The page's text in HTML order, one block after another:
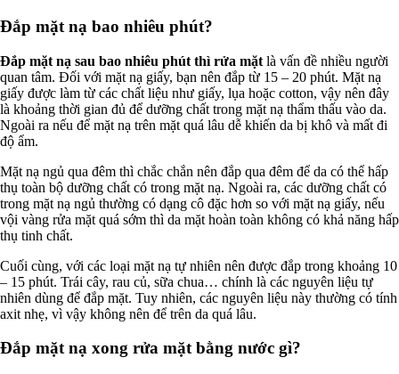
Đắp mặt nạ bao nhiêu phút?
Đắp mặt nạ sau bao nhiêu phút thì rửa mặt là vấn đề nhiều người
quan tâm. Đối với mặt nạ giấy, bạn nên đắp từ 15 – 20 phút. Mặt nạ
giấy được làm từ các chất liệu như giấy, lụa hoặc cotton, vậy nên đây
là khoảng thời gian đủ để dưỡng chất trong mặt nạ thẩm thấu vào da.
Ngoài ra nếu để mặt nạ trên mặt quá lâu dễ khiến da bị khô và mất đi
độ ẩm.
Mặt nạ ngủ qua đêm thì chắc chắn nên đắp qua đêm để da có thể hấp
thụ toàn bộ dưỡng chất có trong mặt nạ. Ngoài ra, các dưỡng chất có
trong mặt nạ ngủ thường có dạng cô đặc hơn so với mặt nạ giấy, nếu
vội vàng rửa mặt quá sớm thì da mặt hoàn toàn không có khả năng hấp
thụ tinh chất.
Cuối cùng, với các loại mặt nạ tự nhiên nên được đắp trong khoảng 10
– 15 phút. Trái cây, rau củ, sữa chua… chính là các nguyên liệu tự
nhiên dùng để đắp mặt. Tuy nhiên, các nguyên liệu này thường có tính
axit nhẹ, vì vậy không nên để trên da quá lâu.
Đắp mặt nạ xong rửa mặt bằng nước gì?